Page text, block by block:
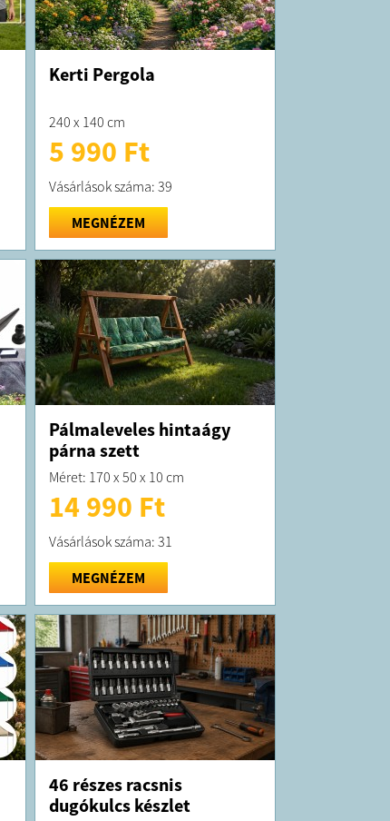
Kerti Pergola
240 x 140 cm
5 990 Ft
Vásárlások száma: 39
MEGNÉZEM
Pálmaleveles hintaágy
párna szett
Méret: 170 x 50 x 10 cm
14 990 Ft
Vásárlások száma: 31
MEGNÉZEM
46 részes racsnis
dugókulcs készlet